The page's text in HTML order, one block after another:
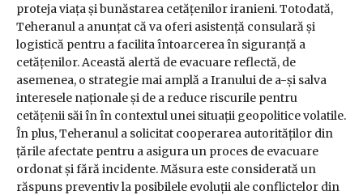
proteja viața și bunăstarea cetățenilor iranieni. Totodată,
Teheranul a anunțat că va oferi asistență consulară și
logistică pentru a facilita întoarcerea în siguranță a
cetățenilor. Această alertă de evacuare reflectă, de
asemenea, o strategie mai amplă a Iranului de a-și salva
interesele naționale și de a reduce riscurile pentru
cetățenii săi în în contextul unei situații geopolitice volatile.
În plus, Teheranul a solicitat cooperarea autorităților din
țările afectate pentru a asigura un proces de evacuare
ordonat și fără incidente. Măsura este considerată un
răspuns preventiv la posibilele evoluții ale conflictelor din